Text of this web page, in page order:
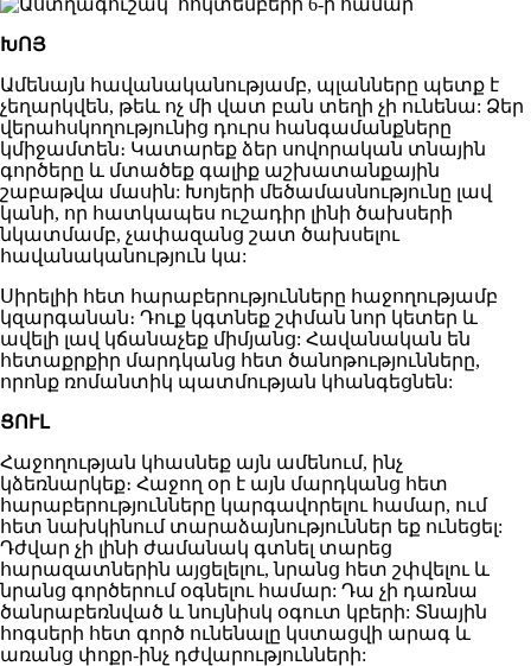
ԽՈՅ
Ամենայն հավանականությամբ, պլանները պետք է
չեղարկվեն, թեև ոչ մի վատ բան տեղի չի ունենա: Ձեր
վերահսկողությունից դուրս հանգամանքները
կմիջամտեն։ Կատարեք ձեր սովորական տնային
գործերը և մտածեք գալիք աշխատանքային
շաբաթվա մասին: Խոյերի մեծամասնությունը լավ
կանի, որ հատկապես ուշադիր լինի ծախսերի
նկատմամբ, չափազանց շատ ծախսելու
հավանականություն կա:
Սիրելիի հետ հարաբերությունները հաջողությամբ
կզարգանան։ Դուք կգտնեք շփման նոր կետեր և
ավելի լավ կճանաչեք միմյանց: Հավանական են
հետաքրքիր մարդկանց հետ ծանոթությունները,
որոնք ռոմանտիկ պատմության կհանգեցնեն:
ՑՈՒԼ
Հաջողության կհասնեք այն ամենում, ինչ
կձեռնարկեք։ Հաջող օր է այն մարդկանց հետ
հարաբերությունները կարգավորելու համար, ում
հետ նախկինում տարաձայնություններ եք ունեցել:
Դժվար չի լինի ժամանակ գտնել տարեց
հարազատներին այցելելու, նրանց հետ շփվելու և
նրանց գործերում օգնելու համար: Դա չի դառնա
ծանրաբեռնված և նույնիսկ օգուտ կբերի: Տնային
հոգսերի հետ գործ ունենալը կստացվի արագ և
առանց փոքր-ինչ դժվարությունների: